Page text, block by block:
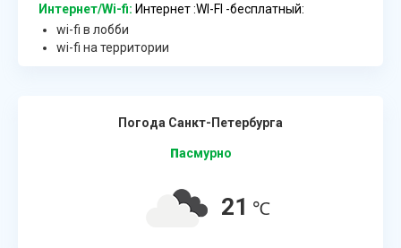
Интернет/Wi-fi: Интернет :WI-FI -бесплатный:
wi-fi в лобби
wi-fi на территории
Погода Санкт-Петербурга
пасмурно
21 ℃